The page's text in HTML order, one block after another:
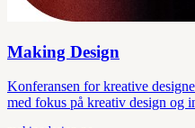
Making Design
Konferansen for kreative
med fokus på kreativ design og